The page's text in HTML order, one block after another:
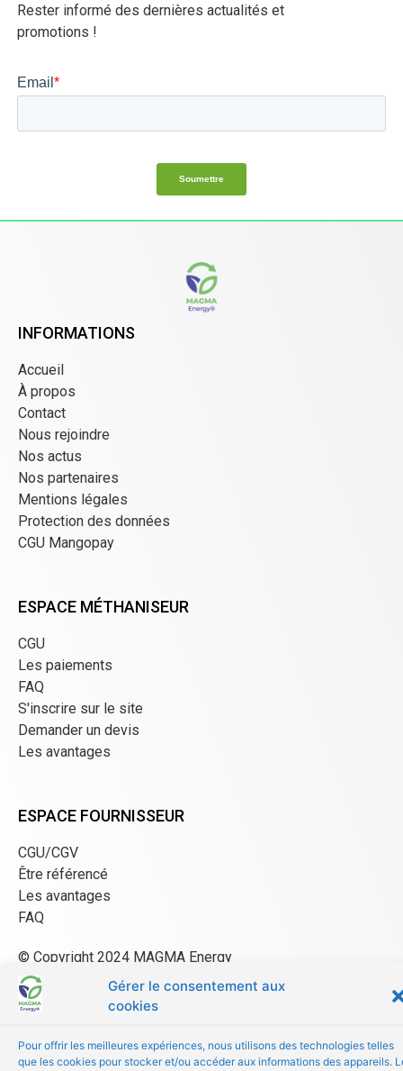
Gérer le consentement aux
cookies
Pour offrir les meilleures expériences, nous utilisons des technologies telles
que les cookies pour stocker et/ou accéder aux informations des appareils.
Rester informé des dernières actualités et
promotions !
INFORMATIONS
Accueil
À propos
Contact
Nous rejoindre
Nos actus
Nos partenaires
Mentions légales
Protection des données
CGU Mangopay
ESPACE MÉTHANISEUR
CGU
Les paiements
FAQ
S'inscrire sur le site
Demander un devis
Les avantages
ESPACE FOURNISSEUR
CGU/CGV
Être référencé
Les avantages
FAQ
© Copyright 2024 MAGMA Energy